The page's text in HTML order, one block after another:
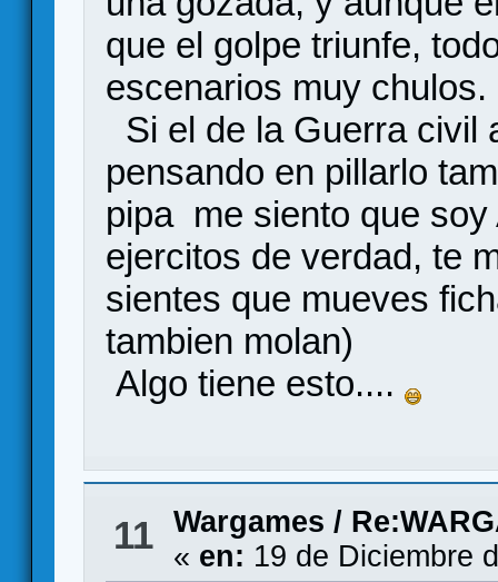
que el golpe triunfe,
escenarios muy chulos.
Si el de la Guerra civil
pensando en pillarlo
pipa me siento que
ejercitos de verdad, te
sientes que mueves
tambien molan)
Algo tiene esto....
11 Wargames /
« en: 19 de Diciembre